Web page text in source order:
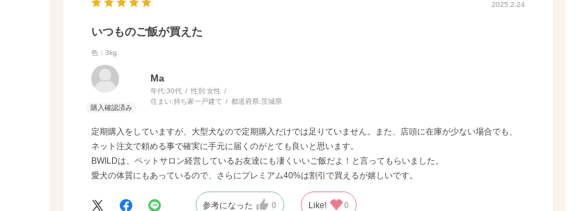
2025.2.24
いつものご飯が買えた
色：3kg
Ma
年代:30代 性別:女性
住まい:持ち家一戸建て 都道府県:茨城県
定期購入をしていますが、大型犬なので定期購入だけでは足りていません。また、店頭に在庫が少ない場合でも、
ネット注文で頼める事で確実に手元に届くのがとても良いと思います。
BWILDは、ペットサロン経営しているお友達にも凄くいいご飯だよ！と言ってもらいました。
愛犬の体質にもあっているので、さらにプレミアム40%は割引で買えるが嬉しいです。
参考になった 0 Like! 0